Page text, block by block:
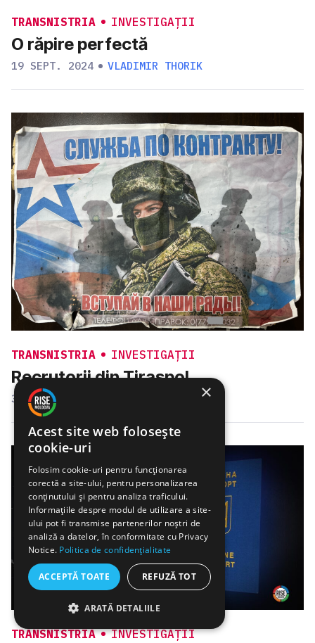
TRANSNISTRIA INVESTIGAȚII
O răpire perfectă
19 SEPT. 2024 VLADIMIR THORIK
TRANSNISTRIA INVESTIGAȚII
Recrutorii din Tiraspol
3 AUG. 2022
TRANSNISTRIA INVESTIGAȚII
×
Acest site web folosește
cookie-uri
Folosim cookie-uri pentru funcționarea
corectă a site-ului, pentru personalizarea
conținutului și pentru analiza traficului.
Informațiile despre modul de utilizare a site-
ului pot fi transmise partenerilor noștri de
analiză a datelor, în conformitate cu Privacy
Notice. Politica de confidențialitate
ACCEPTĂ TOATE REFUZĂ TOT
ARATĂ DETALIILE